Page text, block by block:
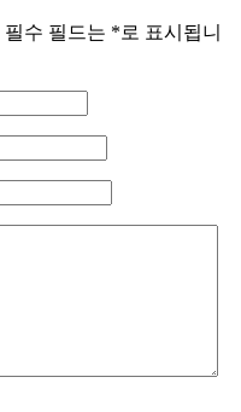
필수 필드는 *로 표시됩니